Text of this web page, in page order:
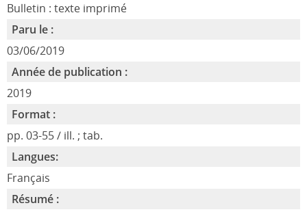
Bulletin : texte imprimé
Paru le :
03/06/2019
Année de publication :
2019
Format :
pp. 03-55 / ill. ; tab.
Langues:
Français
Résumé :